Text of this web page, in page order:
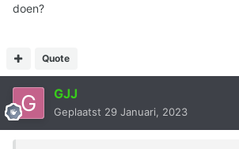
doen?
Quote
GJJ
Geplaatst 29 Januari, 2023